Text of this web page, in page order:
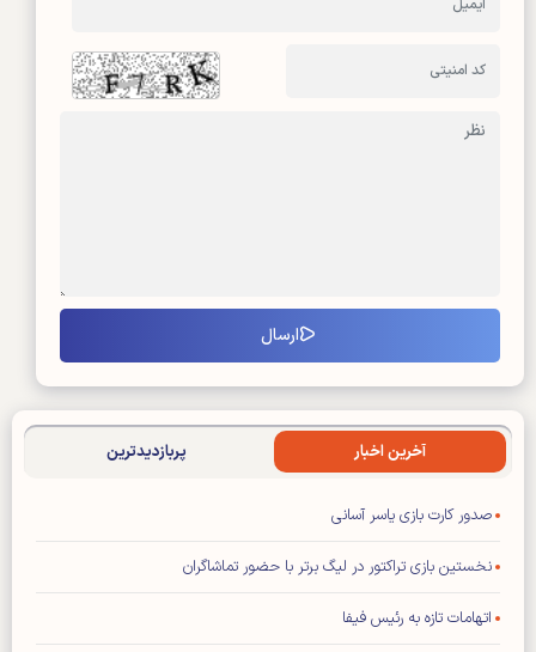
آخرین اخبار پربازدیدترین
صدور کارت بازی یاسر آسانی
نخستین بازی تراکتور در لیگ برتر با حضور تماشاگران
اتهامات تازه به رئیس فیفا